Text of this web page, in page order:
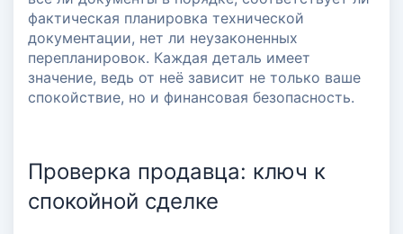
фактическая планировка технической
документации, нет ли неузаконенных
перепланировок. Каждая деталь имеет
значение, ведь от неё зависит не только ваше
спокойствие, но и финансовая безопасность.
Проверка продавца: ключ к
спокойной сделке